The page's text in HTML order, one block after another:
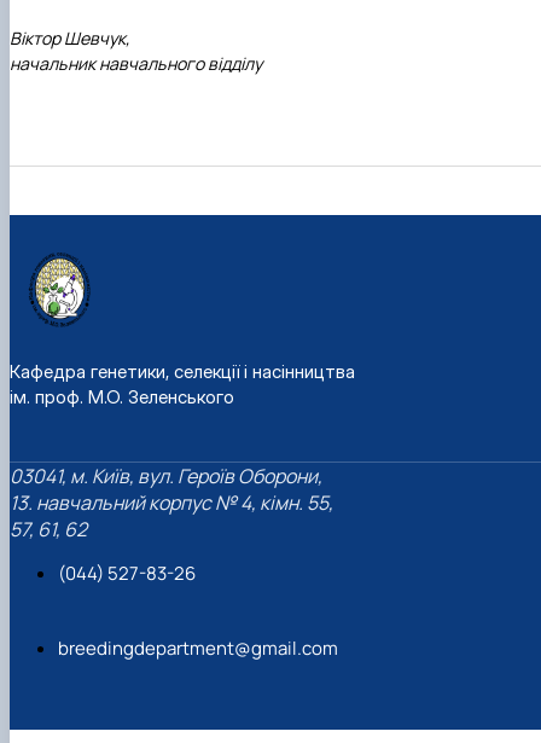
Віктор Шевчук,
начальник навчального відділу
Кафедра генетики, селекції і насінництва
ім. проф. М.О. Зеленського
03041, м. Київ, вул. Героїв Оборони,
13. навчальний корпус № 4, кімн. 55,
57, 61, 62
(044) 527-83-26
breedingdepartment@gmail.com